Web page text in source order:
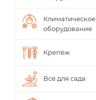
Климатическое
оборудование
Крепёж
Всё для сада